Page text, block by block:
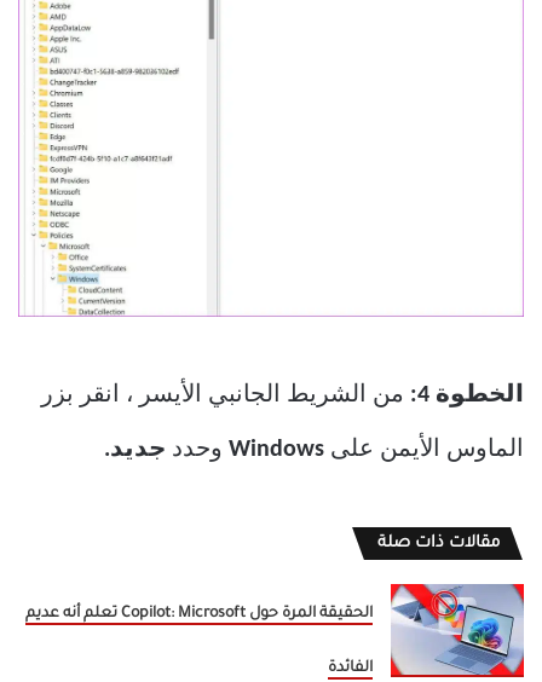
الخطوة 4: من الشريط الجانبي الأيسر ، انقر بزر
الماوس الأيمن على Windows وحدد جديد.
مقالات ذات صلة
الحقيقة المرة حول Copilot: Microsoft تعلم أنه عديم
الفائدة